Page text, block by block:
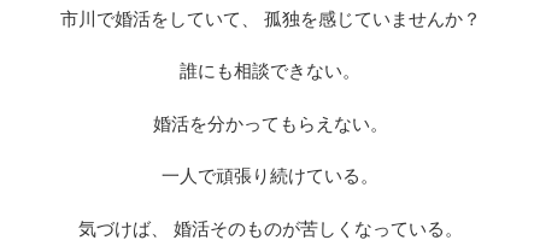
市川で婚活をしていて、 孤独を感じていませんか？
誰にも相談できない。
婚活を分かってもらえない。
一人で頑張り続けている。
気づけば、 婚活そのものが苦しくなっている。